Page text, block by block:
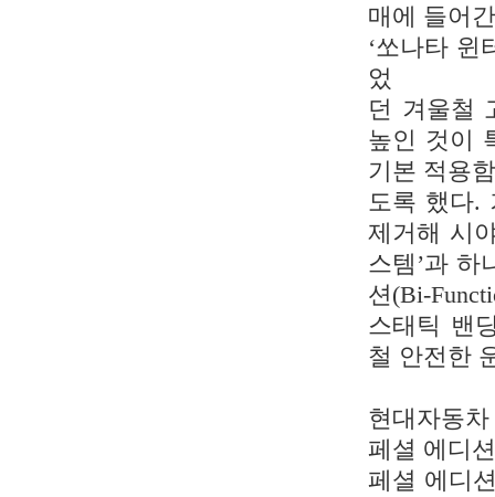
매에 들어
‘쏘나타 윈
었
던 겨울철
높인 것이
기본 적용
도록 했다.
제거해 시
스템’과 하
션(Bi-
스태틱 밴
철 안전한
현대자동
페셜 에디
페셜 에디